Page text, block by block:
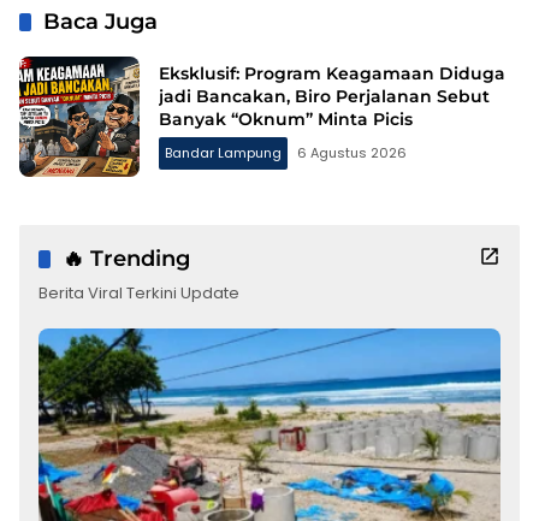
Baca Juga
Eksklusif: Program Keagamaan Diduga
jadi Bancakan, Biro Perjalanan Sebut
Banyak “Oknum” Minta Picis
Bandar Lampung 6 Agustus 2026
🔥 Trending
Berita Viral Terkini Update